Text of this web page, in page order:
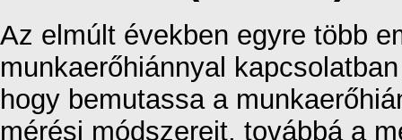
Az elmúlt években egyre több
munkaerőhiánnyal
hogy bemutassa a
mérési módszereit, továbbá a